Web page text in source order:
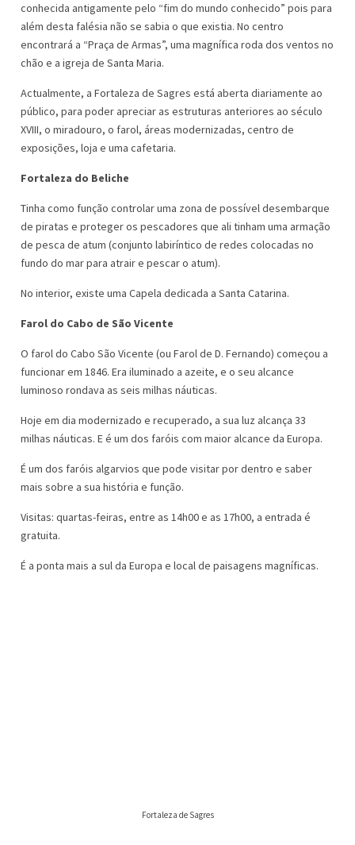
conhecida antigamente pelo “fim do mundo conhecido” pois para
além desta falésia não se sabia o que existia. No centro
encontrará a “Praça de Armas”, uma magnífica roda dos ventos no
chão e a igreja de Santa Maria.
Actualmente, a Fortaleza de Sagres está aberta diariamente ao
público, para poder apreciar as estruturas anteriores ao século
XVIII, o miradouro, o farol, áreas modernizadas, centro de
exposições, loja e uma cafetaria.
Fortaleza do Beliche
Tinha como função controlar uma zona de possível desembarque
de piratas e proteger os pescadores que ali tinham uma armação
de pesca de atum (conjunto labiríntico de redes colocadas no
fundo do mar para atrair e pescar o atum).
No interior, existe uma Capela dedicada a Santa Catarina.
Farol do Cabo de São Vicente
O farol do Cabo São Vicente (ou Farol de D. Fernando) começou a
funcionar em 1846. Era iluminado a azeite, e o seu alcance
luminoso rondava as seis milhas náuticas.
Hoje em dia modernizado e recuperado, a sua luz alcança 33
milhas náuticas. E é um dos faróis com maior alcance da Europa.
É um dos faróis algarvios que pode visitar por dentro e saber
mais sobre a sua história e função.
Visitas: quartas-feiras, entre as 14h00 e as 17h00, a entrada é
gratuita.
É a ponta mais a sul da Europa e local de paisagens magníficas.
Fortaleza de Sagres